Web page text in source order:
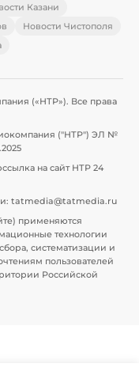
Казани
Новости Чистополя
(«НТР»). Все права
("НТР") ЭЛ №
на сайт НТР 24
tatmedia@tatmedia.ru
применяются
технологии
систематизации и
пользователей
Российской